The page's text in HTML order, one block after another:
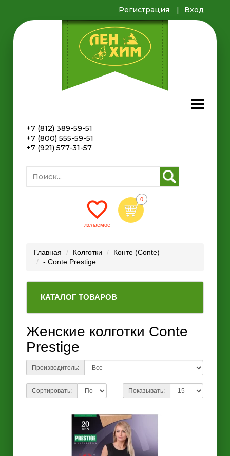
Регистрация Вход
+7 (812) 389-59-51
+7 (800) 555-59-51
+7 (921) 577-31-57
Главная Колготки
Конте (Conte)
- Conte Prestige
КАТАЛОГ ТОВАРОВ
Женские колготки Conte
Prestige
Производитель:
Сортировать: Показывать: